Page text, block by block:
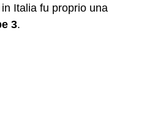
Italia fu proprio una
3.